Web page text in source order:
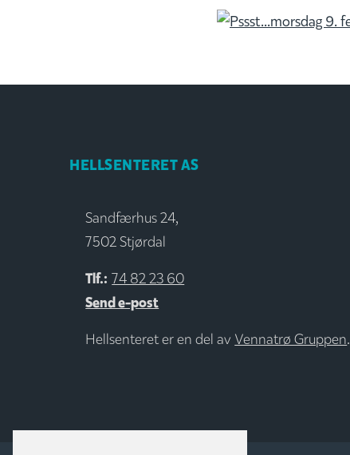
HELLSENTERET AS
Sandfærhus 24,
7502 Stjørdal
Tlf.: 74 82 23 60
Send e-post
Hellsenteret er en del av Vennatrø Gruppen.